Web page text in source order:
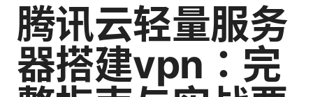
腾讯云轻量服务
器搭建vpn：完